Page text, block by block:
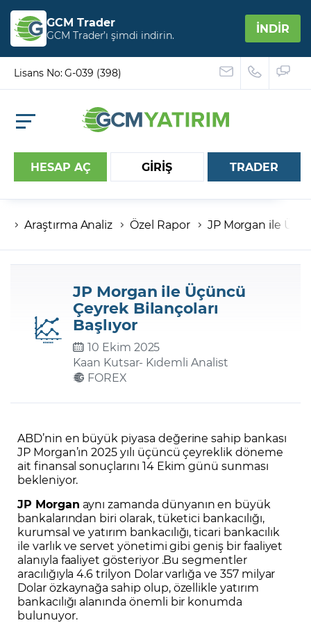
GCM Trader
GCM Trader’ı şimdi indirin. İNDİR
Lisans No: G-039 (398)
HESAP AÇ GİRİŞ
Hesap numaranız
Şifreniz
Şifremi Unuttum
TRADER
Araştırma Analiz Özel Rapor JP Morgan ile
JP Morgan ile Üçüncü
Çeyrek Bilançoları
Başlıyor
10 Ekim 2025
Kaan Kutsar- Kıdemli Analist
FOREX
ABD’nin en büyük piyasa değerine sahip bankası
JP Morgan’ın 2025 yılı üçüncü çeyreklik döneme
ait finansal sonuçlarını 14 Ekim günü sunması
bekleniyor.
JP Morgan aynı zamanda dünyanın en büyük
bankalarından biri olarak, tüketici bankacılığı,
kurumsal ve yatırım bankacılığı, ticari bankacılık
ile varlık ve servet yönetimi gibi geniş bir faaliyet
alanıyla faaliyet gösteriyor .Bu segmentler
aracılığıyla 4.6 trilyon Dolar varlığa ve 357 milyar
Dolar özkaynağa sahip olup, özellikle yatırım
bankacılığı alanında önemli bir konumda
bulunuyor.